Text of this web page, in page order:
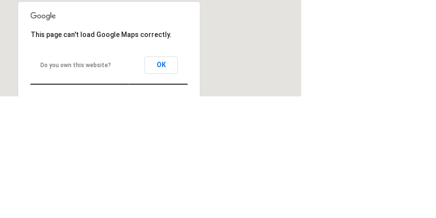
This page can't load Google Maps correctly.
Do you own this website? OK